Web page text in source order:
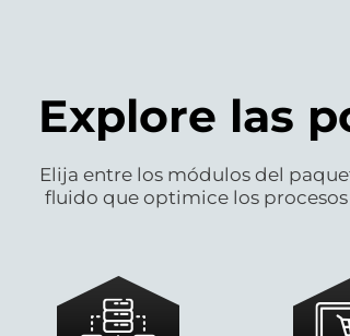
Explore las
Elija entre los módulos del
fluido que optimice los